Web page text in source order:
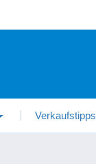
Verkaufstipps